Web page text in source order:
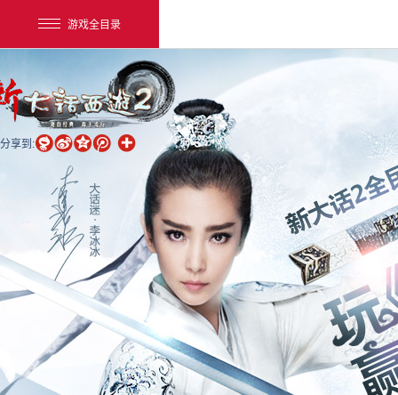
游戏全目录
网易游戏
游戏爱好者
我的足迹： 大话2经典版
分享到: